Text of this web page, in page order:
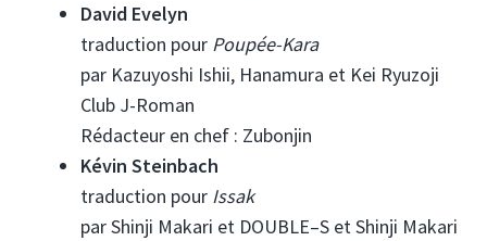
David Evelyn
traduction pour Poupée-Kara
par Kazuyoshi Ishii, Hanamura et Kei Ryuzoji
Club J-Roman
Rédacteur en chef : Zubonjin
Kévin Steinbach
traduction pour Issak
par Shinji Makari et DOUBLE–S et Shinji Makari